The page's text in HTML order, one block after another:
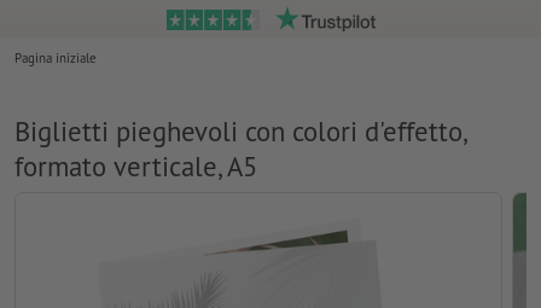
Pagina iniziale
Biglietti pieghevoli con colori d'effetto,
formato verticale, A5